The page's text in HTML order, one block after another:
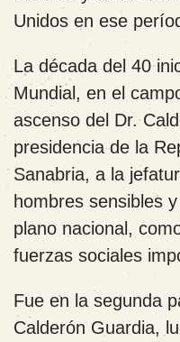
Unidos en ese
La década del 40
Mundial, en el
ascenso del Dr.
presidencia de la
Sanabria, a la
hombres sensibles
plano nacional,
fuerzas sociales
Fue en la segunda
Calderón Guardia,